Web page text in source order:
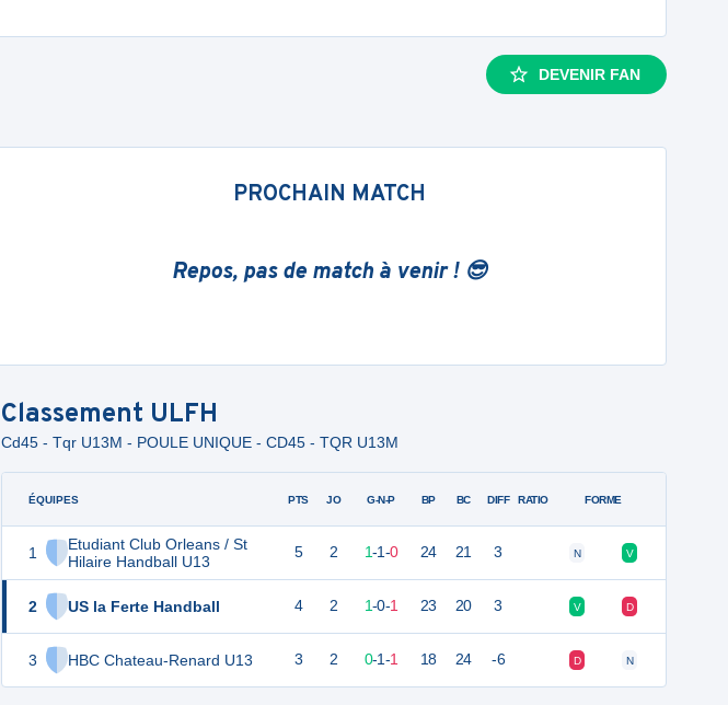
DEVENIR FAN
PROCHAIN MATCH
Repos, pas de match à venir ! 😎
Classement ULFH
Cd45 - Tqr U13M - POULE UNIQUE - CD45 - TQR U13M
ÉQUIPES
1
Etudiant Club Orleans / St
Hilaire Handball U13
2 US la Ferte Handball
3 HBC Chateau-Renard U13
PTS JO G-N-P BP BC DIFF RATIO FORME
5 2 1-1-0 24 21 3 N V
4 2 1-0-1 23 20 3 V D
3 2 0-1-1 18 24 -6 D N